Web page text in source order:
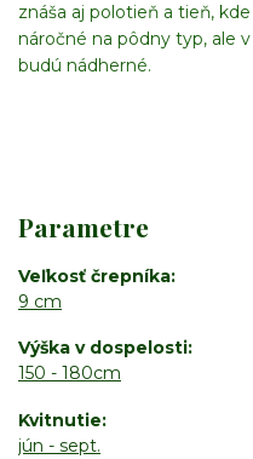
znáša aj polotieň a tieň,
náročné na pôdny typ, ale
budú nádherné.
Parametre
Veľkosť črepníka
9 cm
Výška v dospelosti
150 - 180cm
Kvitnutie
jún - sept.